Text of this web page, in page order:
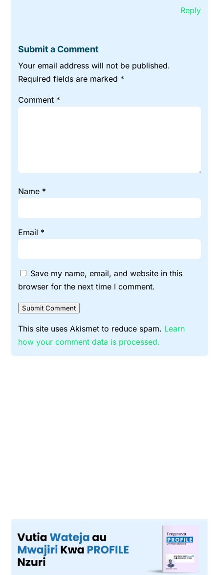
Reply
Submit a Comment
Your email address will not be published.
Required fields are marked *
Comment *
Name *
Email *
Save my name, email, and website in this
browser for the next time I comment.
Submit Comment
This site uses Akismet to reduce spam. Learn
how your comment data is processed.